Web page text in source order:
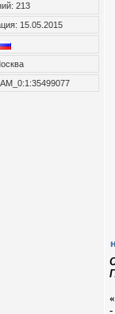
213
15.05.2015
«
-